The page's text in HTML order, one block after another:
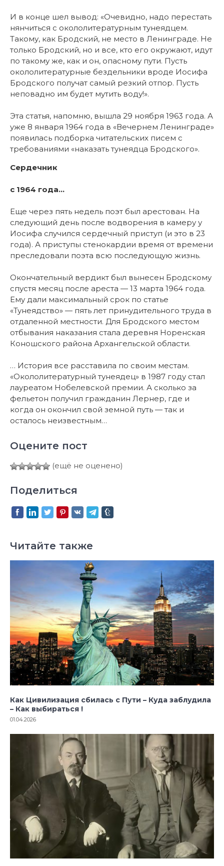
И в конце шел вывод: «Очевидно, надо перестать
нянчиться с окололитературным тунеядцем.
Такому, как Бродский, не место в Ленинграде. Не
только Бродский, но и все, кто его окружают, идут
по такому же, как и он, опасному пути. Пусть
окололитературные бездельники вроде Иосифа
Бродского получат самый резкий отпор. Пусть
неповадно им будет мутить воду!».
Эта статья, напомню, вышла 29 ноября 1963 года. А
уже 8 января 1964 года в «Вечернем Ленинграде»
появилась подборка читательских писем с
требованиями «наказать тунеядца Бродского».
Сердечник
с 1964 года…
Еще через пять недель поэт был арестован. На
следующий день после водворения в камеру у
Иосифа случился сердечный приступ (и это в 23
года). А приступы стенокардии время от времени
преследовали поэта всю последующую жизнь.
Окончательный вердикт был вынесен Бродскому
спустя месяц после ареста — 13 марта 1964 года.
Ему дали максимальный срок по статье
«Тунеядство» — пять лет принудительного труда в
отдаленной местности. Для Бродского местом
отбывания наказания стала деревня Норенская
Коношского района Архангельской области.
… История все расставила по своим местам.
«Окололитературный тунеядец» в 1987 году стал
лауреатом Нобелевской премии. А сколько за
фельетон получил гражданин Лернер, где и
когда он окончил свой земной путь — так и
осталось неизвестным…
Оцените пост
(ещё не оценено)
Поделиться
Читайте также
Как Цивилизация сбилась с Пути – Куда заблудила
– Как выбираться !
01.04.2026